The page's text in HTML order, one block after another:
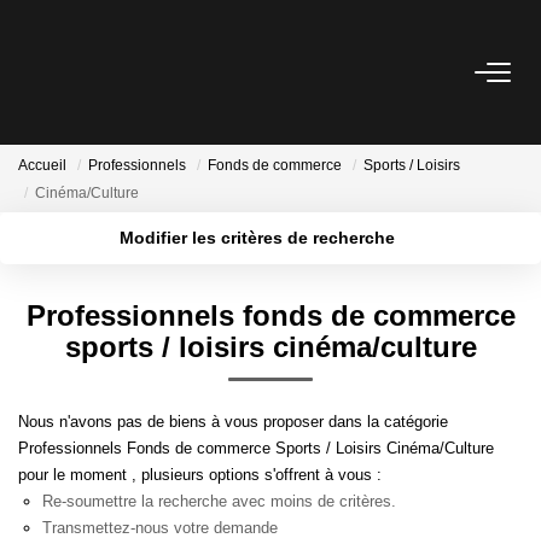
NOTRE AGENCE
Qui Sommes Nous
Notre Équipe
Nos Services
Nous Rejoindre
Accueil Professionnels Fonds de commerce
Sports / Loisirs
Cinéma/Culture
Modifier les critères de recherche
Type de bien
Budget max Plus de critères
Professionnels fonds de commerce
sports / loisirs cinéma/culture
Nous n'avons pas de biens à vous proposer dans la catégorie
Professionnels Fonds de commerce Sports / Loisirs Cinéma/Culture
pour le moment , plusieurs options s'offrent à vous :
Re-soumettre la recherche avec moins de critères.
Transmettez-nous votre demande